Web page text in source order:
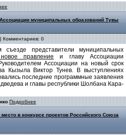
муниципальных образований Тувы
Комментариев: 0
представители муниципальных
правление и главу Ассоциации
Ассоциации на новый срок
Кызыла Виктор Тунев. В выступлениях
последние программные заявления
и главы республики Шолбана Кара-
Подробнее
в конкурсе проектов Российского Союза